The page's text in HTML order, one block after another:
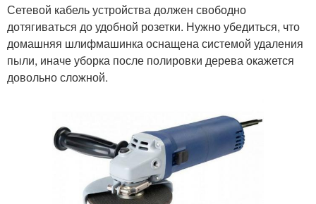
Сетевой кабель устройства должен свободно
дотягиваться до удобной розетки. Нужно убедиться, что
домашняя шлифмашинка оснащена системой удаления
пыли, иначе уборка после полировки дерева окажется
довольно сложной.